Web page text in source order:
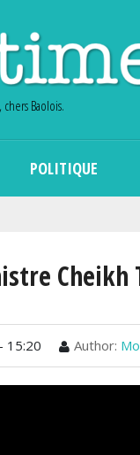
Baolois.
POLITIQUE
Cheikh
15:20 Author: